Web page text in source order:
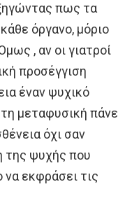
πως τα
όργανο, μόριο
, αν οι γιατροί
προσέγγιση
έναν ψυχικό
μεταφυσική πάνε
όχι σαν
της ψυχής που
να εκφράσει τις